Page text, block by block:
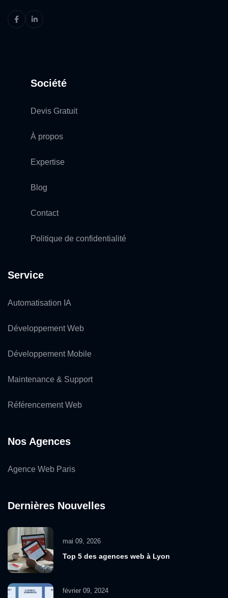
Société
Devis Gratuit
À propos
Expertise
Blog
Contact
Politique de confidentialité
Service
Automatisation IA
Développement Web
Développement Mobile
Maintenance & Support
Référencement Web
Nos Agences
Agence Web Paris
Dernières Nouvelles
mai 09, 2026
Top 5 des agences web à Lyon
février 09, 2024